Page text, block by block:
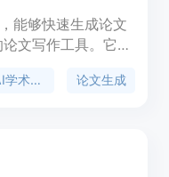
能够快速生成论文
文写作工具。它可
请访问官方网站获
AI学术写作 论文生成